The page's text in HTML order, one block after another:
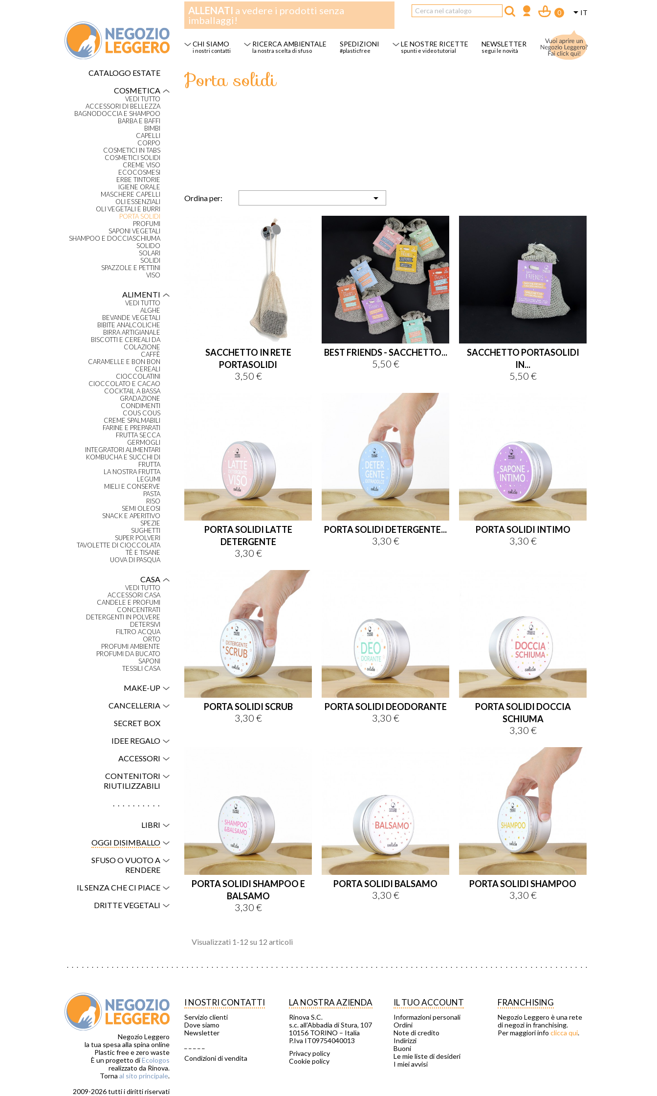
IT
shopping_cart
0

ALLENATI a vedere i prodotti senza
imballaggi!
CHI SIAMO
i nostri contatti
RICERCA AMBIENTALE
la nostra scelta di sfuso
SPEDIZIONI
#plasticfree
LE NOSTRE RICETTE
spunti e video tutorial
NEWSLETTER
segui le novità
CATALOGO ESTATE
COSMETICA
VEDI TUTTO
ACCESSORI DI BELLEZZA
BAGNODOCCIA E SHAMPOO
BARBA E BAFFI
BIMBI
CAPELLI
CORPO
COSMETICI IN TABS
COSMETICI SOLIDI
CREME VISO
ECOCOSMESI
ERBE TINTORIE
IGIENE ORALE
MASCHERE CAPELLI
OLI ESSENZIALI
OLI VEGETALI E BURRI
PORTA SOLIDI
PROFUMI
SAPONI VEGETALI
SHAMPOO E DOCCIASCHIUMA
SOLIDO
SOLARI
SOLIDI
SPAZZOLE E PETTINI
VISO
ALIMENTI
VEDI TUTTO
ALGHE
BEVANDE VEGETALI
BIBITE ANALCOLICHE
BIRRA ARTIGIANALE
BISCOTTI E CEREALI DA
COLAZIONE
CAFFÈ
CARAMELLE E BON BON
CEREALI
CIOCCOLATINI
CIOCCOLATO E CACAO
COCKTAIL A BASSA
GRADAZIONE
CONDIMENTI
COUS COUS
CREME SPALMABILI
FARINE E PREPARATI
FRUTTA SECCA
GERMOGLI
INTEGRATORI ALIMENTARI
KOMBUCHA E SUCCHI DI
FRUTTA
LA NOSTRA FRUTTA
LEGUMI
MIELI E CONSERVE
PASTA
RISO
SEMI OLEOSI
SNACK E APERITIVO
SPEZIE
SUGHETTI
SUPER POLVERI
TAVOLETTE DI CIOCCOLATA
TÈ E TISANE
UOVA DI PASQUA
CASA
VEDI TUTTO
ACCESSORI CASA
CANDELE E PROFUMI
CONCENTRATI
DETERGENTI IN POLVERE
DETERSIVI
FILTRO ACQUA
ORTO
PROFUMI AMBIENTE
PROFUMI DA BUCATO
SAPONI
TESSILI CASA
MAKE-UP
CANCELLERIA
SECRET BOX
IDEE REGALO
ACCESSORI
CONTENITORI
RIUTILIZZABILI
..........
LIBRI
OGGI DISIMBALLO
SFUSO O VUOTO A
RENDERE
IL SENZA CHE CI PIACE
DRITTE VEGETALI
Porta solidi
Ordina per: 
SACCHETTO IN RETE
PORTASOLIDI
Prezzo
3,50 €
BEST FRIENDS - SACCHETTO...
Prezzo
5,50 €
SACCHETTO PORTASOLIDI
IN...
Prezzo
5,50 €
PORTA SOLIDI LATTE
DETERGENTE
Prezzo
3,30 €
PORTA SOLIDI DETERGENTE...
Prezzo
3,30 €
PORTA SOLIDI INTIMO
Prezzo
3,30 €
PORTA SOLIDI SCRUB
Prezzo
3,30 €
PORTA SOLIDI DEODORANTE
Prezzo
3,30 €
PORTA SOLIDI DOCCIA
SCHIUMA
Prezzo
3,30 €
PORTA SOLIDI SHAMPOO E
BALSAMO
Prezzo
3,30 €
PORTA SOLIDI BALSAMO
Prezzo
3,30 €
PORTA SOLIDI SHAMPOO
Prezzo
3,30 €
Visualizzati 1-12 su 12 articoli
Negozio Leggero
la tua spesa alla spina online
Plastic free e zero waste
È un progetto diEcologos
realizzato da Rinova.
Torna al sito principale.
2009-2026 tutti i diritti riservati
I NOSTRI CONTATTI
Servizio clienti
Dove siamo
Newsletter
Condizioni di vendita
LA NOSTRA AZIENDA
Rinova S.C.
s.c. all’Abbadia di Stura, 107
10156 TORINO – Italia
P.Iva IT09754040013
Privacy policy
Cookie policy
IL TUO ACCOUNT
Informazioni personali
Ordini
Note di credito
Indirizzi
Buoni
Le mie liste di desideri
I miei avvisi
FRANCHISING
Negozio Leggero è una rete
di negozi in franchising.
Per maggiori infoclicca qui.